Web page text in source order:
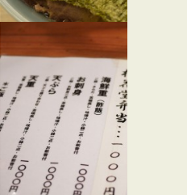
らすた ★☆☆
らーめん屋